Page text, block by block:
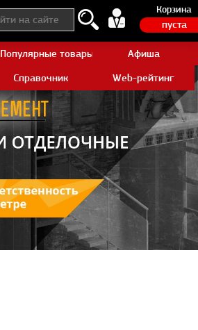
Корзина
пуста
Популярные товары AliexpressАфиша
Справочник
Web-рейтинг